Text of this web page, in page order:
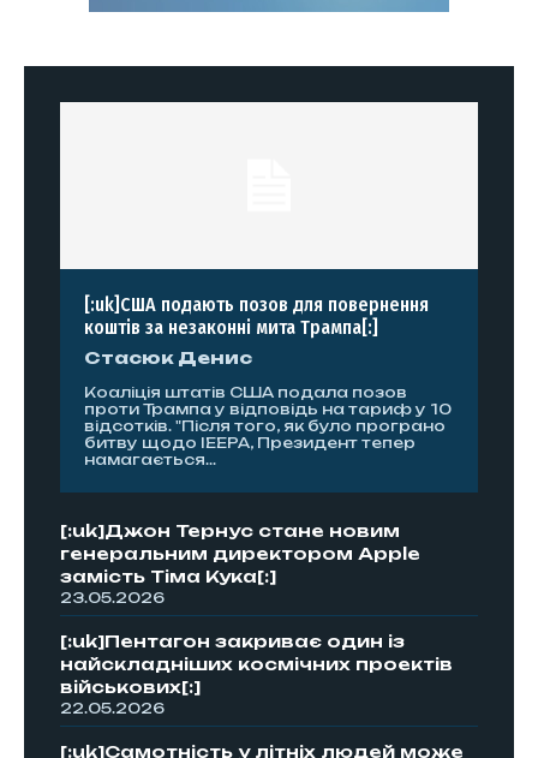
[:uk]США подають позов для повернення
коштів за незаконні мита Трампа[:]
Стасюк Денис
Коаліція штатів США подала позов
проти Трампа у відповідь на тариф у 10
відсотків. "Після того, як було програно
битву щодо IEEPA, Президент тепер
намагається...
[:uk]Джон Тернус стане новим
генеральним директором Apple
замість Тіма Кука[:]
23.05.2026
[:uk]Пентагон закриває один із
найскладніших космічних проектів
військових[:]
22.05.2026
[:uk]Самотність у літніх людей може